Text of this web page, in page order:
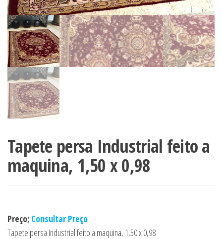
Tapete persa Industrial feito a
maquina, 1,50 x 0,98
Preço; Consultar Preço
Tapete persa Industrial feito a maquina, 1,50 x 0,98